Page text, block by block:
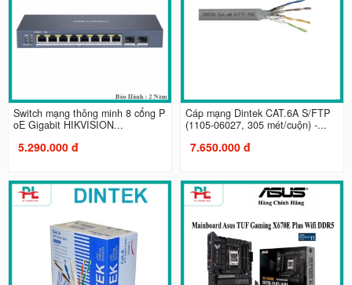
Switch mạng thông minh 8 cổng P
oE Gigabit HIKVISION...
5.290.000 đ
Cáp mạng Dintek CAT.6A S/FTP
(1105-06027, 305 mét/cuộn) -...
7.650.000 đ